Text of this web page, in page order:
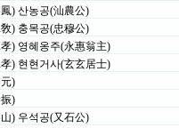
) 산농공(汕農公)
) 충목공(忠穆公)
) 영혜옹주(永惠翁主)
) 현현거사(玄玄居士)
)
)
) 우석공(又石公)